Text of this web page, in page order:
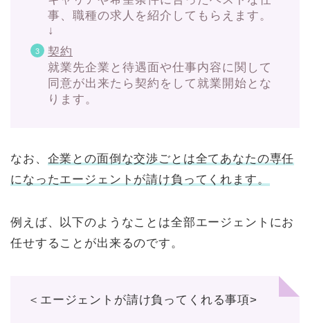
事、職種の求人を紹介してもらえます。
↓
契約
就業先企業と待遇面や仕事内容に関して
同意が出来たら契約をして就業開始とな
ります。
なお、 企業との面倒な交渉ごとは全てあなたの専任
になったエージェントが請け負ってくれます。
例えば、以下のようなことは全部エージェントにお
任せすることが出来るのです。
＜エージェントが請け負ってくれる事項>